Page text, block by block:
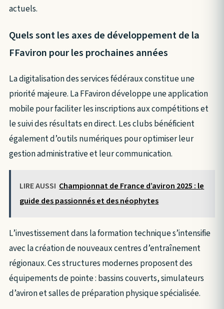
actuels.
Quels sont les axes de développement de la
FFaviron pour les prochaines années
La digitalisation des services fédéraux constitue une
priorité majeure. La FFaviron développe une application
mobile pour faciliter les inscriptions aux compétitions et
le suivi des résultats en direct. Les clubs bénéficient
également d’outils numériques pour optimiser leur
gestion administrative et leur communication.
LIRE AUSSI Championnat de France d’aviron 2025 : le
guide des passionnés et des néophytes
L’investissement dans la formation technique s’intensifie
avec la création de nouveaux centres d’entraînement
régionaux. Ces structures modernes proposent des
équipements de pointe : bassins couverts, simulateurs
d’aviron et salles de préparation physique spécialisée.